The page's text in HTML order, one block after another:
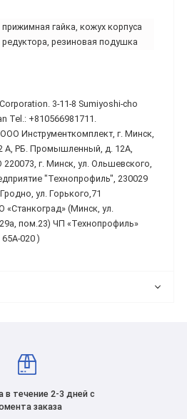
прижимная гайка, кожух корпуса
редуктора, резиновая подушка
3-11-8 Sumiyoshi-cho
Tel.: +810566981711.
Инструменткомплект, г. Минск,
А, РБ. Промышленный, д. 12А,
г. Минск, ул. Ольшевского,
"Технопрофиль", 230029
ул. Горького,71
«Станкоград» (Минск, ул.
пом.23) ЧП «Технопрофиль»
020 )
в течение 2-3 дней с
заказа